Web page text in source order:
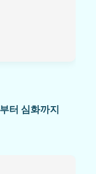
터 심화까지